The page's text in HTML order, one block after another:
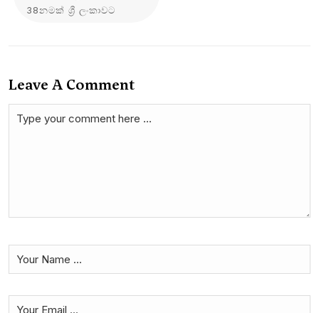
38නමක් ශ්‍රී ලංකාවට
Leave A Comment